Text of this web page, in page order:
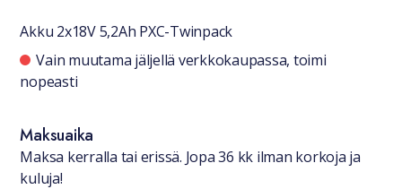
Akku 2x18V 5,2Ah PXC-Twinpack
Saatavuustiedot
Vain muutama jäljellä verkkokaupassa, toimi
nopeasti
Maksuaika
Maksa kerralla tai erissä. Jopa 36 kk ilman korkoja ja
kuluja!